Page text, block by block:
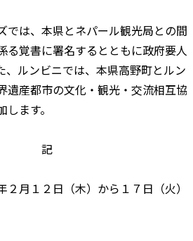
は、本県とネパール観光局との間
る覚書に署名するとともに政府要人
、ルンビニでは、本県高野町とルン
遺産都市の文化・観光・交流相互協
ます。
月１２日（木）から１７日（火）